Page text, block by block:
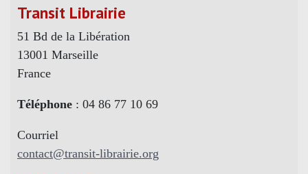
Transit Librairie
51 Bd de la Libération
13001 Marseille
France
Téléphone : 04 86 77 10 69
Courriel
contact@transit-librairie.org